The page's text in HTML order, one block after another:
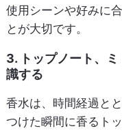
使用シーンや好みに
とが大切です。
3. トップノート、
識する
香水は、時間経過と
つけた瞬間に香るト